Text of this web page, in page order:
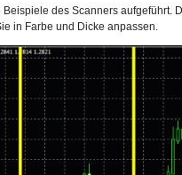
des Scanners aufgeführt.
in Farbe und Dicke anpassen.